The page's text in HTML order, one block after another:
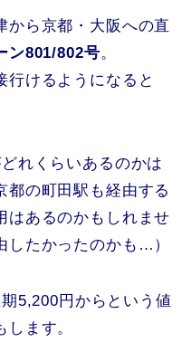
から京都・大阪への直
ン801/802号。
行けるようになると
れくらいあるのかは
都の町田駅も経由する
はあるのかもしれませ
したかったのかも…）
5,200円からという値
ます。